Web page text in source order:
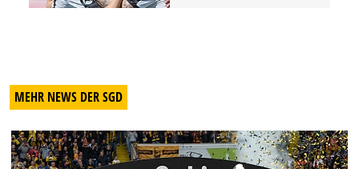
MEHR NEWS DER SGD